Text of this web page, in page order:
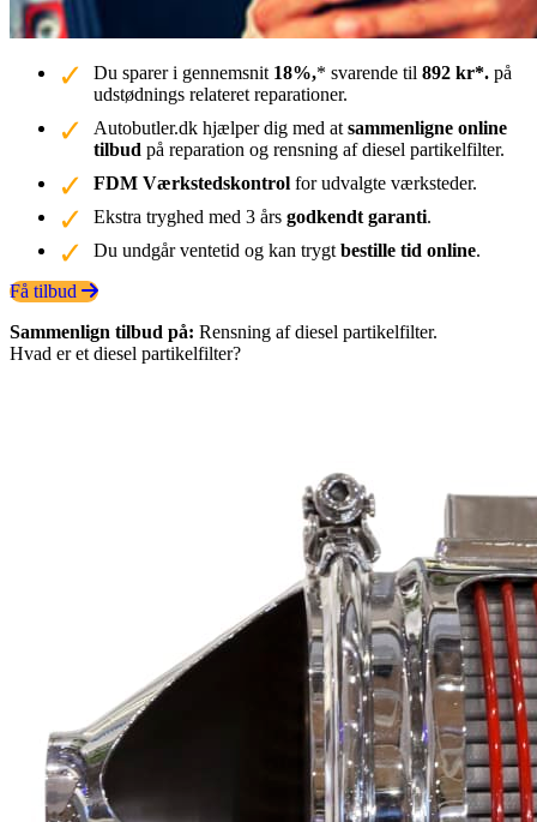
Du sparer i gennemsnit 18%,* svarende til 892 kr*. på
udstødnings relateret reparationer.
Autobutler.dk hjælper dig med at sammenligne online
tilbud på reparation og rensning af diesel partikelfilter.
FDM Værkstedskontrol for udvalgte værksteder.
Ekstra tryghed med 3 års godkendt garanti.
Du undgår ventetid og kan trygt bestille tid online.
Få tilbud
Sammenlign tilbud på: Rensning af diesel partikelfilter.
Hvad er et diesel partikelfilter?